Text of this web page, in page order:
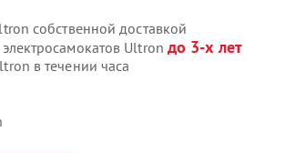
собственной доставкой
Ultron до 3-х лет
в течении часа